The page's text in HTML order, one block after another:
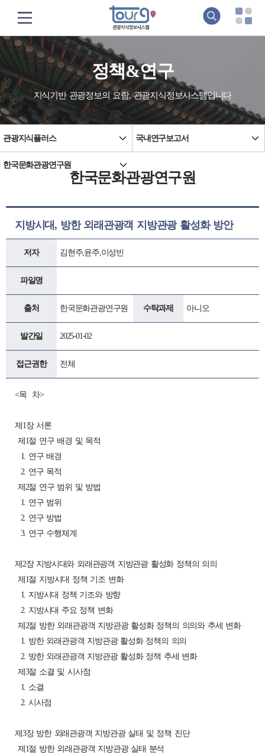
정책&연구
지식기반 관광정보의 요람, 관광지식정보시스템입니다
관광지식플러스 국내연구보고서
한국문화관광연구원
한국문화관광연구원
지방시대, 방한 외래관광객 지방관광 활성화 방안
저자 김현주,윤주,이성빈
파일명
출처 한국문화관광연구원 수탁과제 아니오
발간일 2025-01-02
접근권한 전체
<목 차>
제1장 서론
제1절 연구 배경 및 목적
1. 연구 배경
2. 연구 목적
제2절 연구 범위 및 방법
1. 연구 범위
2. 연구 방법
3. 연구 수행체계
제2장 지방시대와 외래관광객 지방관광 활성화 정책의 의의
제1절 지방시대 정책 기조 변화
1. 지방시대 정책 기조와 방향
2. 지방시대 주요 정책 변화
제2절 방한 외래관광객 지방관광 활성화 정책의 의의와 추세 변화
1. 방한 외래관광객 지방관광 활성화 정책의 의의
2. 방한 외래관광객 지방관광 활성화 정책 추세 변화
제3절 소결 및 시사점
1. 소결
2. 시사점
제3장 방한 외래관광객 지방관광 실태 및 정책 진단
제1절 방한 외래관광객 지방관광 실태 분석